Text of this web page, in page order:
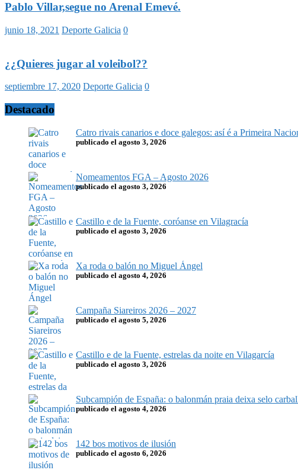
Pablo Villar,segue no Arenal Emevé.
junio 18, 2021 Deporte Galicia 0
¿¿Quieres jugar al voleibol??
septiembre 17, 2020 Deporte Galicia 0
Destacado
Catro rivais canarios e doce galegos: así é a Primeira
publicado el agosto 3, 2026
Nomeamentos FGA – Agosto 2026
publicado el agosto 3, 2026
Castillo e de la Fuente, coróanse en Vilagracía
publicado el agosto 3, 2026
Xa roda o balón no Miguel Ángel
publicado el agosto 4, 2026
Campaña Siareiros 2026 – 2027
publicado el agosto 5, 2026
Castillo e de la Fuente, estrelas da noite en Vilagarcía
publicado el agosto 3, 2026
Subcampión de España: o balonmán praia deixa selo
publicado el agosto 4, 2026
142 bos motivos de ilusión
publicado el agosto 6, 2026